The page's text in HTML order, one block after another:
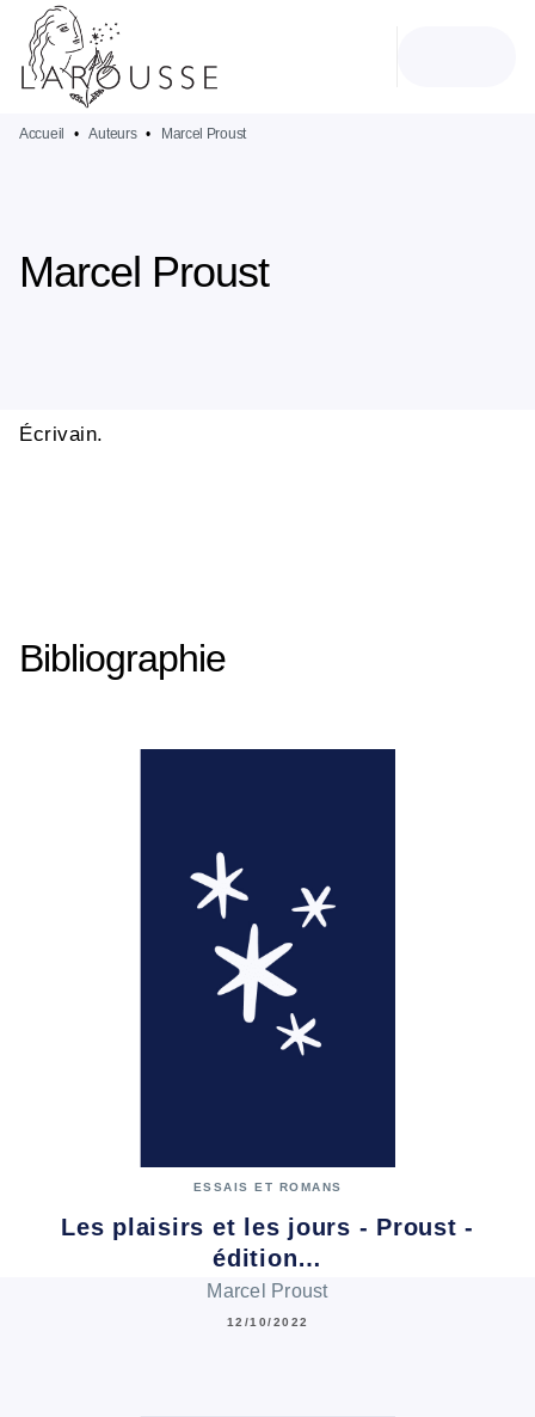
MENU
PIED DE PAGE
Accueil • Auteurs • Marcel Proust
Marcel Proust
Écrivain.
Bibliographie
ESSAIS ET ROMANS
Les plaisirs et les jours - Proust -
édition…
Marcel Proust
12/10/2022